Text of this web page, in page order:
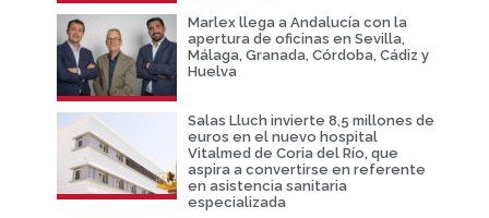
Marlex llega a Andalucía con la
apertura de oficinas en Sevilla,
Málaga, Granada, Córdoba, Cádiz y
Huelva
Salas Lluch invierte 8,5 millones de
euros en el nuevo hospital
Vitalmed de Coria del Río, que
aspira a convertirse en referente
en asistencia sanitaria
especializada